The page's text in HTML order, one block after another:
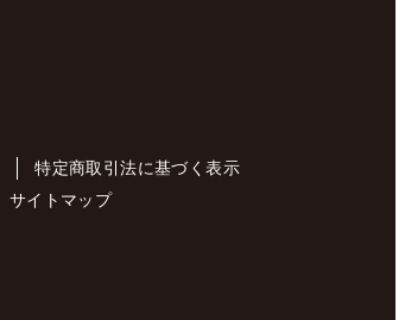
特定商取引法に基づく表示
サイトマップ